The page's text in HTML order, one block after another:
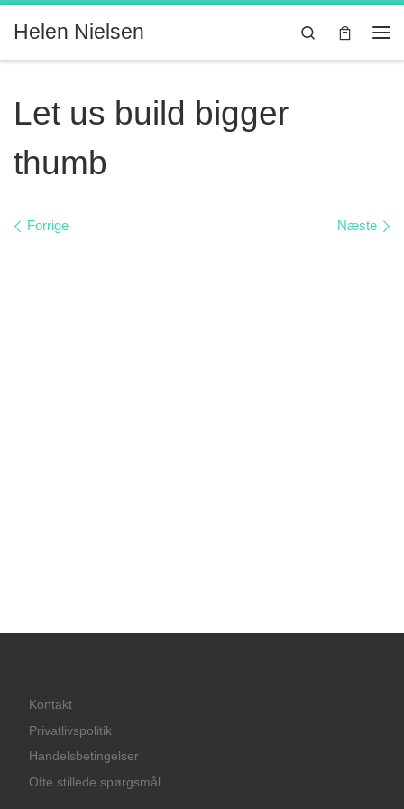
Fortsæt til indhold
Helen Nielsen
Search
Let us build bigger
thumb
Billede navigation
Forrige Næste
Kontakt
Privatlivspolitik
Handelsbetingelser
Ofte stillede spørgsmål